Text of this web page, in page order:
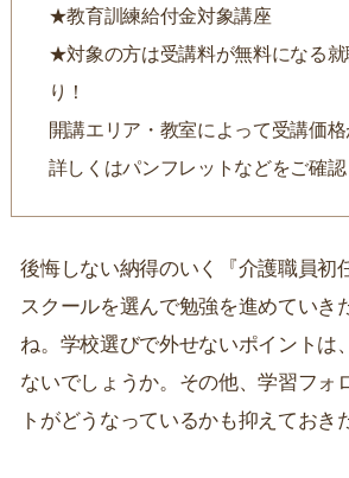
★教育訓練給付金対象講座
★対象の方は受講料が無料になる
り！
開講エリア・教室によって受講価格
詳しくはパンフレットなどをご確認
後悔しない納得のいく『介護職員初
スクールを選んで勉強を進めていき
ね。学校選びで外せないポイントは
ないでしょうか。その他、学習フォ
トがどうなっているかも抑えておき